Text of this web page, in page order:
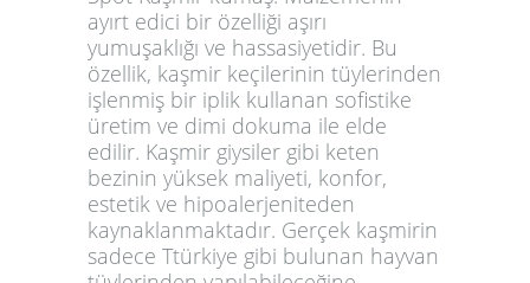
ayırt edici bir özelliği aşırı
yumuşaklığı ve hassasiyetidir. Bu
özellik, kaşmir keçilerinin tüylerinden
işlenmiş bir iplik kullanan sofistike
üretim ve dimi dokuma ile elde
edilir. Kaşmir giysiler gibi keten
bezinin yüksek maliyeti, konfor,
estetik ve hipoalerjeniteden
kaynaklanmaktadır. Gerçek kaşmirin
sadece Ttürkiye gibi bulunan hayvan